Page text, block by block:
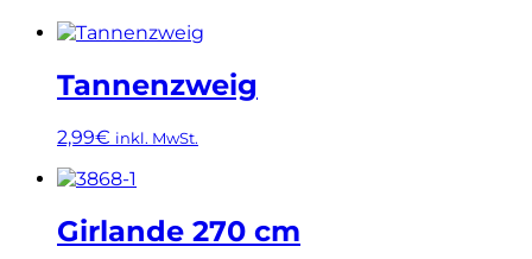
Tannenzweig
2,99€ inkl. MwSt.
Dieses
weist
mehrere
Girlande 270 cm